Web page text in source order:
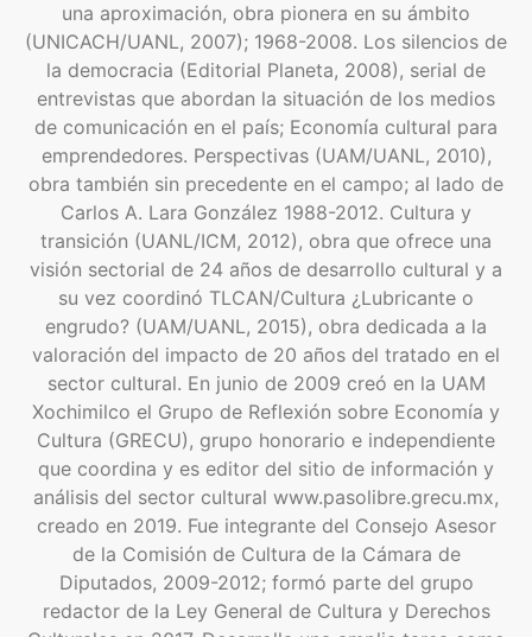
una aproximación, obra pionera en su ámbito
(UNICACH/UANL, 2007); 1968-2008. Los silencios de
la democracia (Editorial Planeta, 2008), serial de
entrevistas que abordan la situación de los medios
de comunicación en el país; Economía cultural para
emprendedores. Perspectivas (UAM/UANL, 2010),
obra también sin precedente en el campo; al lado de
Carlos A. Lara González 1988-2012. Cultura y
transición (UANL/ICM, 2012), obra que ofrece una
visión sectorial de 24 años de desarrollo cultural y a
su vez coordinó TLCAN/Cultura ¿Lubricante o
engrudo? (UAM/UANL, 2015), obra dedicada a la
valoración del impacto de 20 años del tratado en el
sector cultural. En junio de 2009 creó en la UAM
Xochimilco el Grupo de Reflexión sobre Economía y
Cultura (GRECU), grupo honorario e independiente
que coordina y es editor del sitio de información y
análisis del sector cultural www.pasolibre.grecu.mx,
creado en 2019. Fue integrante del Consejo Asesor
de la Comisión de Cultura de la Cámara de
Diputados, 2009-2012; formó parte del grupo
redactor de la Ley General de Cultura y Derechos